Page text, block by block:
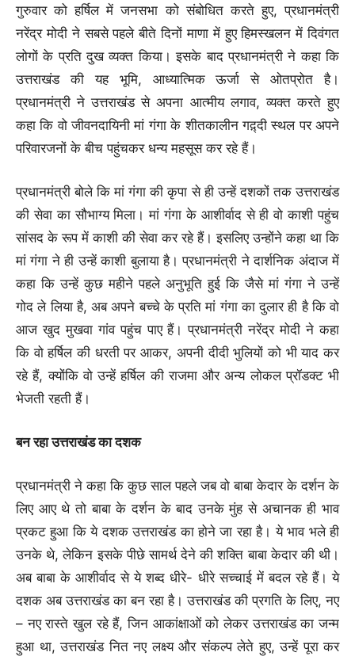
गुरुवार को हर्षिल में जनसभा को संबोधित करते हुए, प्रधानमंत्री
नरेंद्र मोदी ने सबसे पहले बीते दिनों माणा में हुए हिमस्खलन में दिवंगत
लोगों के प्रति दुख व्यक्त किया। इसके बाद प्रधानमंत्री ने कहा कि
उत्तराखंड की यह भूमि, आध्यात्मिक ऊर्जा से ओतप्रोत है।
प्रधानमंत्री ने उत्तराखंड से अपना आत्मीय लगाव, व्यक्त करते हुए
कहा कि वो जीवनदायिनी मां गंगा के शीतकालीन गद़्दी स्थल पर अपने
परिवारजनों के बीच पहुंचकर धन्य महसूस कर रहे हैं।
प्रधानमंत्री बोले कि मां गंगा की कृपा से ही उन्हें दशकों तक उत्तराखंड
की सेवा का सौभाग्य मिला। मां गंगा के आशीर्वाद से ही वो काशी पहुंच
सांसद के रूप में काशी की सेवा कर रहे हैं। इसलिए उन्होंने कहा था कि
मां गंगा ने ही उन्हें काशी बुलाया है। प्रधानमंत्री ने दार्शनिक अंदाज में
कहा कि उन्हें कुछ महीने पहले अनुभूति हुई कि जैसे मां गंगा ने उन्हें
गोद ले लिया है, अब अपने बच्चे के प्रति मां गंगा का दुलार ही है कि वो
आज खुद मुखवा गांव पहुंच पाए हैं। प्रधानमंत्री नरेंद्र मोदी ने कहा
कि वो हर्षिल की धरती पर आकर, अपनी दीदी भुलियों को भी याद कर
रहे हैं, क्योंकि वो उन्हें हर्षिल की राजमा और अन्य लोकल प्रॉडक्ट भी
भेजती रहती हैं।
बन रहा उत्तराखंड का दशक
प्रधानमंत्री ने कहा कि कुछ साल पहले जब वो बाबा केदार के दर्शन के
लिए आए थे तो बाबा के दर्शन के बाद उनके मुंह से अचानक ही भाव
प्रकट हुआ कि ये दशक उत्तराखंड का होने जा रहा है। ये भाव भले ही
उनके थे, लेकिन इसके पीछे सामर्थ देने की शक्ति बाबा केदार की थी।
अब बाबा के आशीर्वाद से ये शब्द धीरे- धीरे सच्चाई में बदल रहे हैं। ये
दशक अब उत्तराखंड का बन रहा है। उत्तराखंड की प्रगति के लिए, नए
– नए रास्ते खुल रहे हैं, जिन आकांक्षाओं को लेकर उत्तराखंड का जन्म
हुआ था, उत्तराखंड नित नए लक्ष्य और संकल्प लेते हुए, उन्हें पूरा कर